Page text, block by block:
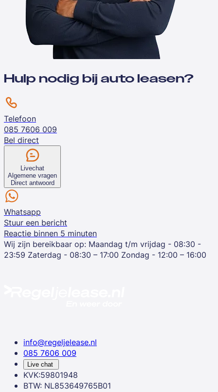
Hulp nodig bij auto leasen?
Telefoon
085 7606 009
Bel direct
Livechat
Algemene vragen
Direct antwoord
Whatsapp
Stuur een bericht
Reactie binnen 5 minuten
Wij zijn bereikbaar op: Maandag t/m vrijdag - 08:30 -
23:59 Zaterdag - 08:30 – 17:00 Zondag - 12:00 – 16:00
info@regeljelease.nl
085 7606 009
Live chat
KVK:59801948
BTW: NL853649765B01